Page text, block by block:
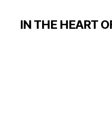
IN THE HEART